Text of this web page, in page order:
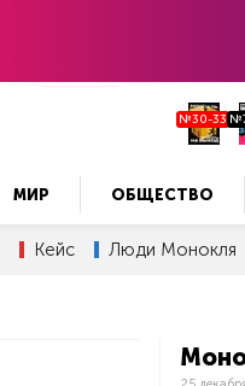
№30-33
МИР ОБЩЕСТВО
Кейс Люди Монокля